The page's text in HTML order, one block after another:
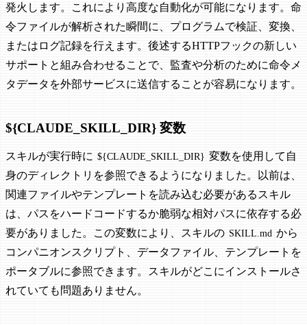
発火します。これにより高度な自動化が可能になります。命
令ファイルが解析された瞬間に、プログラムで検証、変換、
またはログ記録を行えます。後述するHTTPフックの新しい
サポートと組み合わせることで、監査や分析のために命令メ
タデータを外部サービスに送信することが容易になります。
${CLAUDE_SKILL_DIR} 変数
スキルが実行時に ${CLAUDE_SKILL_DIR} 変数を使用して自
身のディレクトリを参照できるようになりました。以前は、
関連ファイルやテンプレートを読み込む必要があるスキル
は、パスをハードコードするか脆弱な相対パスに依存する必
要がありました。この変数により、スキルの SKILL.md から
コンパニオンスクリプト、データファイル、テンプレートを
ポータブルに参照できます。スキルがどこにインストールさ
れていても問題ありません。